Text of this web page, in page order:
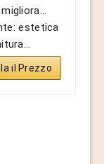
estetica
il Prezzo